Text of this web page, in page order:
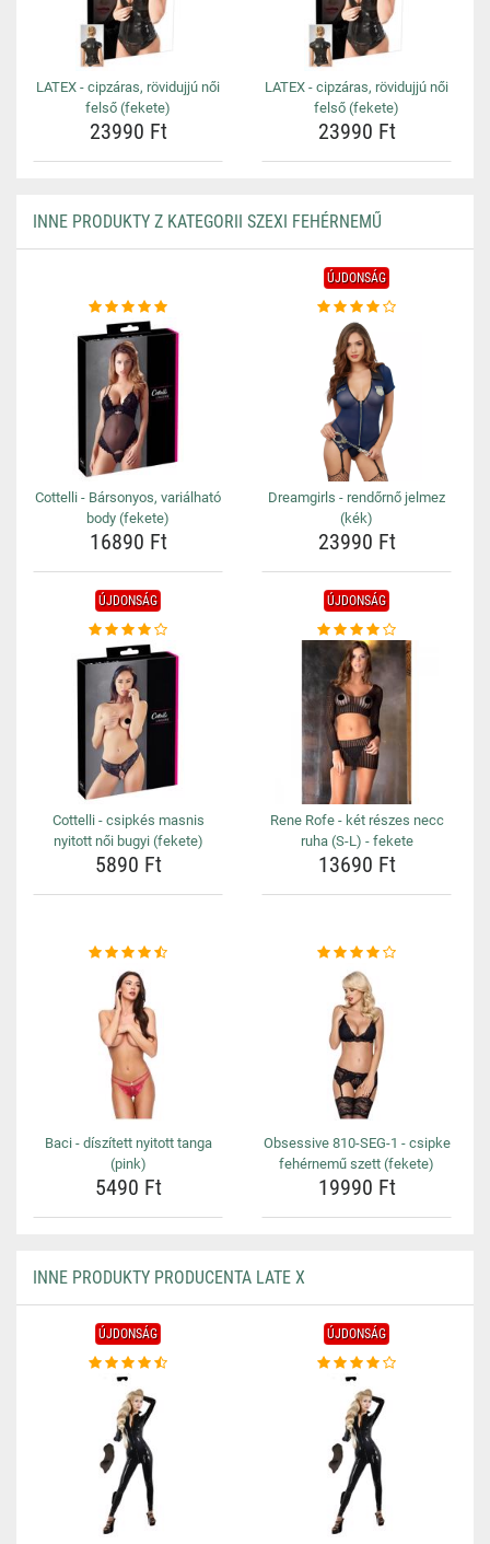
LATEX - cipzáras, rövidujjú női
felső (fekete)
23990 Ft
LATEX - cipzáras, rövidujjú női
felső (fekete)
23990 Ft
INNE PRODUKTY Z KATEGORII SZEXI FEHÉRNEMŰ
Cottelli - Bársonyos, variálható
body (fekete)
16890 Ft
ÚJDONSÁG
Dreamgirls - rendőrnő jelmez
(kék)
23990 Ft
ÚJDONSÁG
Cottelli - csipkés masnis
nyitott női bugyi (fekete)
5890 Ft
ÚJDONSÁG
Rene Rofe - két részes necc
ruha (S-L) - fekete
13690 Ft
Baci - díszített nyitott tanga
(pink)
5490 Ft
Obsessive 810-SEG-1 - csipke
fehérnemű szett (fekete)
19990 Ft
INNE PRODUKTY PRODUCENTA LATE X
ÚJDONSÁG ÚJDONSÁG